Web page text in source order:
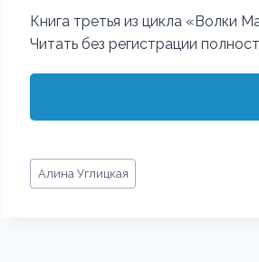
Книга третья из цикла «Волки
Читать без регистрации
Метки
записи:
Алина Углицкая